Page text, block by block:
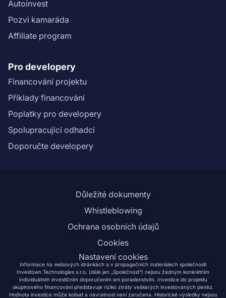
Autoinvest
Pozvi kamaráda
Affiliate program
Pro developery
Financování projektu
Příklady financování
Poplatky pro developery
Spolupracující odhadci
Doporučte developery
Důležité dokumenty
Whistleblowing
Ochrana osobních údajů
Cookies
Nastavení cookies
Informace na webových stránkách a v propagačních materiálech společnosti
Investown Technologies s.r.o. (dále jen „Společnost“) nejsou žádným konkrétním
individuálním investičním doporučením ani poradenstvím. Investice do projektu
skupinového financování představuje riziko ztráty veškerých investovaných peněz.
Hodnota investice může kolísat a návratnost není zaručena. Historické výsledky nejsou